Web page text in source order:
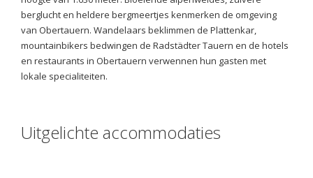
berglucht en heldere bergmeertjes kenmerken de omgeving
van Obertauern. Wandelaars beklimmen de Plattenkar,
mountainbikers bedwingen de Radstädter Tauern en de hotels
en restaurants in Obertauern verwennen hun gasten met
lokale specialiteiten.
Uitgelichte accommodaties